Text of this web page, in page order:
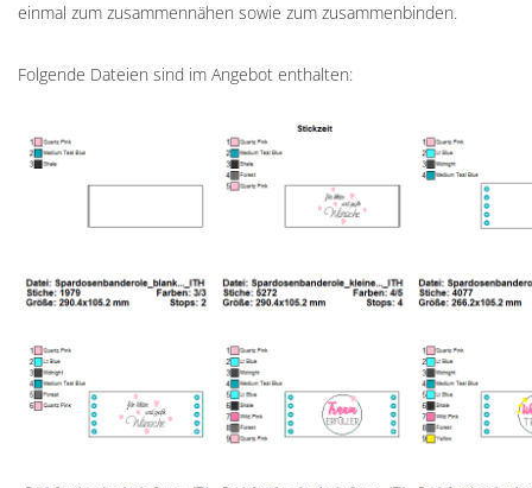
einmal zum zusammennähen sowie zum zusammenbinden.
Folgende Dateien sind im Angebot enthalten: